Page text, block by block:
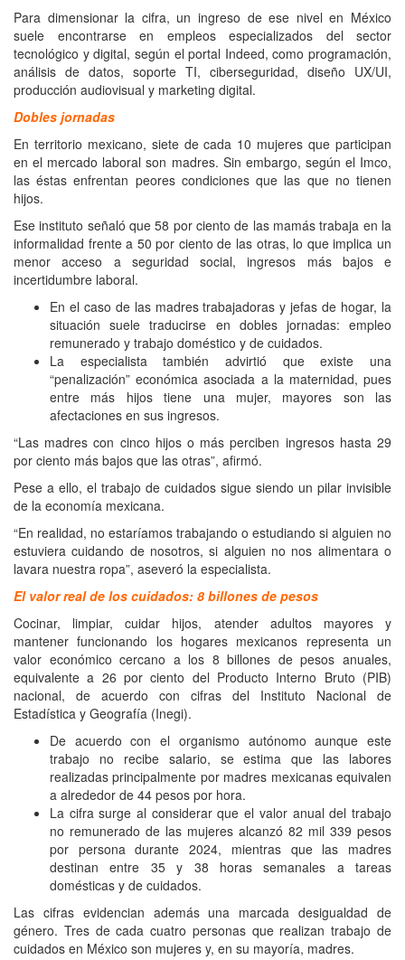
Para dimensionar la cifra, un ingreso de ese nivel en México
suele encontrarse en empleos especializados del sector
tecnológico y digital, según el portal Indeed, como programación,
análisis de datos, soporte TI, ciberseguridad, diseño UX/UI,
producción audiovisual y marketing digital.
Dobles jornadas
En territorio mexicano, siete de cada 10 mujeres que participan
en el mercado laboral son madres. Sin embargo, según el Imco,
las éstas enfrentan peores condiciones que las que no tienen
hijos.
Ese instituto señaló que 58 por ciento de las mamás trabaja en la
informalidad frente a 50 por ciento de las otras, lo que implica un
menor acceso a seguridad social, ingresos más bajos e
incertidumbre laboral.
En el caso de las madres trabajadoras y jefas de hogar, la
situación suele traducirse en dobles jornadas: empleo
remunerado y trabajo doméstico y de cuidados.
La especialista también advirtió que existe una
“penalización” económica asociada a la maternidad, pues
entre más hijos tiene una mujer, mayores son las
afectaciones en sus ingresos.
“Las madres con cinco hijos o más perciben ingresos hasta 29
por ciento más bajos que las otras”, afirmó.
Pese a ello, el trabajo de cuidados sigue siendo un pilar invisible
de la economía mexicana.
“En realidad, no estaríamos trabajando o estudiando si alguien no
estuviera cuidando de nosotros, si alguien no nos alimentara o
lavara nuestra ropa”, aseveró la especialista.
El valor real de los cuidados: 8 billones de pesos
Cocinar, limpiar, cuidar hijos, atender adultos mayores y
mantener funcionando los hogares mexicanos representa un
valor económico cercano a los 8 billones de pesos anuales,
equivalente a 26 por ciento del Producto Interno Bruto (PIB)
nacional, de acuerdo con cifras del Instituto Nacional de
Estadística y Geografía (Inegi).
De acuerdo con el organismo autónomo aunque este
trabajo no recibe salario, se estima que las labores
realizadas principalmente por madres mexicanas equivalen
a alrededor de 44 pesos por hora.
La cifra surge al considerar que el valor anual del trabajo
no remunerado de las mujeres alcanzó 82 mil 339 pesos
por persona durante 2024, mientras que las madres
destinan entre 35 y 38 horas semanales a tareas
domésticas y de cuidados.
Las cifras evidencian además una marcada desigualdad de
género. Tres de cada cuatro personas que realizan trabajo de
cuidados en México son mujeres y, en su mayoría, madres.